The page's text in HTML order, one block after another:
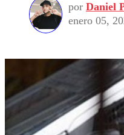
por Daniel
enero 05,